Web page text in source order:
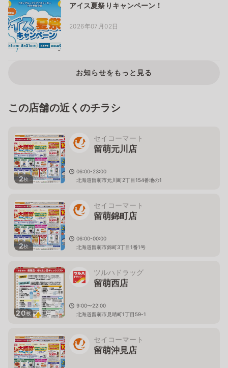
アイス夏祭りキャンペーン！
2026年07月02日
お知らせをもっと見る
この店舗の近くのチラシ
2枚
セイコーマート
留萌元川店
06:00-23:00
北海道留萌市元川町2丁目154番地の1
2枚
セイコーマート
留萌錦町店
06:00-00:00
北海道留萌市錦町3丁目1番1号
20枚
ツルハドラッグ
留萌西店
9:00〜22:00
北海道留萌市見晴町1丁目59-1
セイコーマート
留萌沖見店